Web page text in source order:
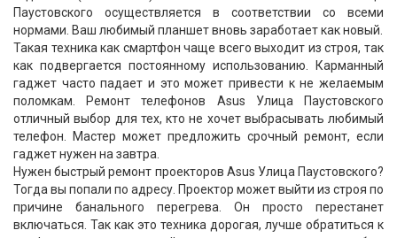
Паустовского осуществляется в соответствии со всеми
нормами. Ваш любимый планшет вновь заработает как новый.
Такая техника как смартфон чаще всего выходит из строя, так
как подвергается постоянному использованию. Карманный
гаджет часто падает и это может привести к не желаемым
поломкам. Ремонт телефонов Asus Улица Паустовского
отличный выбор для тех, кто не хочет выбрасывать любимый
телефон. Мастер может предложить срочный ремонт, если
гаджет нужен на завтра.
Нужен быстрый ремонт проекторов Asus Улица Паустовского?
Тогда вы попали по адресу. Проектор может выйти из строя по
причине банального перегрева. Он просто перестанет
включаться. Так как это техника дорогая, лучше обратиться к